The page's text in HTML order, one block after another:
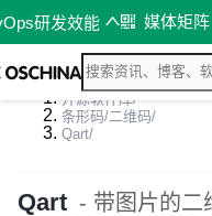
研发效能 媒体矩阵
开源软件库/
条形码/二维码/
Qart/
Qart - 带图片的二